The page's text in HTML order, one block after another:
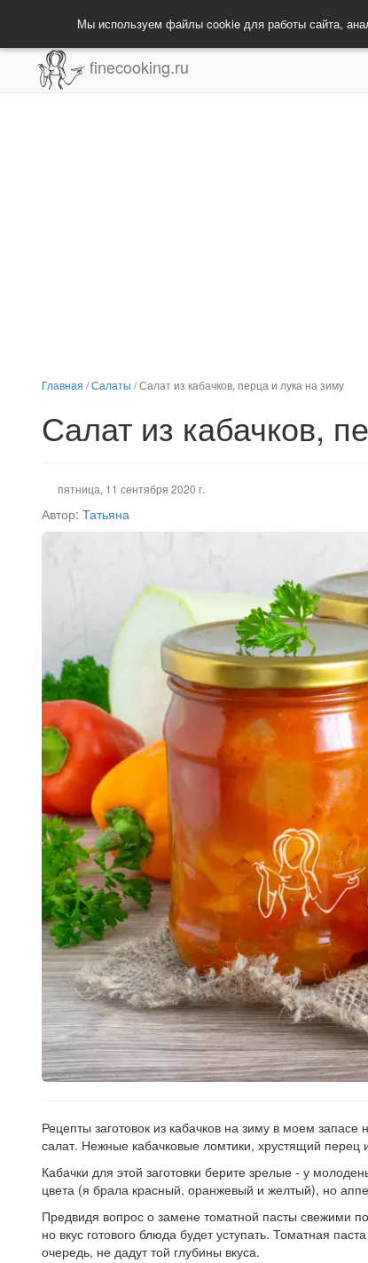
Мы используем файлы cookie для работы сайта,
finecooking.ru
Главная /Салаты /Салат из кабачков, перца и лука на зиму
Салат из кабачков,
пятница, 11 сентября 2020 г.
Автор: Татьяна
Рецепты заготовок из кабачков на зиму в моем
салат. Нежные кабачковые ломтики, хрустящий перец
Кабачки для этой заготовки берите зрелые - у
цвета (я брала красный, оранжевый и желтый), но
Предвидя вопрос о замене томатной пасты свежими
но вкус готового блюда будет уступать. Томатная
очередь, не дадут той глубины вкуса.